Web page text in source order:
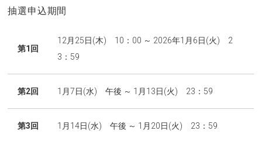
抽選申込期間
第1回
12月25日(木) 10：00 ～ 2026年1月6日(火) 2
3：59
第2回 1月7日(水) 午後 ～ 1月13日(火) 23：59
第3回 1月14日(水) 午後 ～ 1月20日(火) 23：59